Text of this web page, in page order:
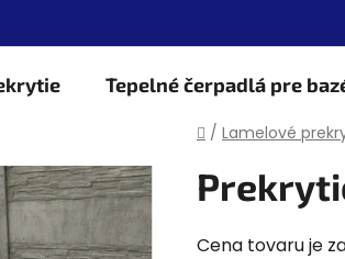
Tepelné čerpadlá pre
Domov
/ Lamelové
Cena tovaru je